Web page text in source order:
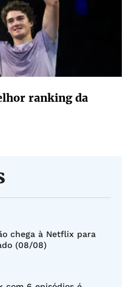
ranking da
chega à Netflix para
(08/08)